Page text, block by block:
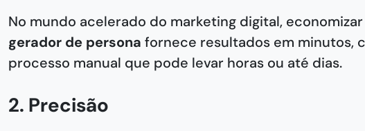
No mundo acelerado do marketing digital,
gerador de persona fornece resultados em minutos,
processo manual que pode levar horas ou até dias.
2. Precisão